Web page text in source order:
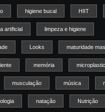
higiene bucal HIIT
artificial limpeza e higiene
Looks maturidade
memória
musculação música
natação Nutrição